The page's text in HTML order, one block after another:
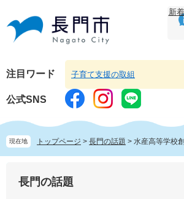
頭
す。
飛
し
本
文
へ
新
注目ワード 子育て支援の取組
公式SNS
現在地 トップページ > 長門の話題 > 水産高等学校
長門の話題